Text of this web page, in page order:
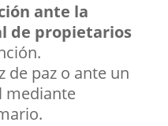
ante la
de propietarios
de paz o ante un
mediante